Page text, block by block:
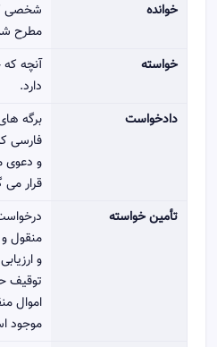
خوانده
شخصی
مطرح
خواسته
آنچه
دارد.
دادخواست
برگه
فارسی
و دعوی
قرار می
تأمین خواسته
منقول
و
توقیف
اموال
موجود